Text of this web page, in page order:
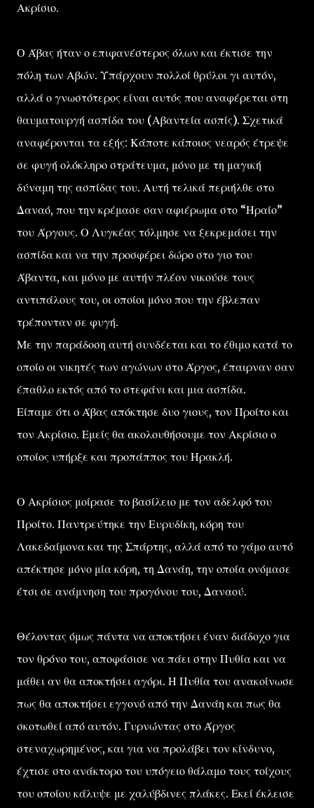
Ακρίσιο.
Ο Άβας ήταν ο επιφανέστερος όλων και έκτισε την
πόλη των Αβών. Υπάρχουν πολλοί θρύλοι γι αυτόν,
αλλά ο γνωστότερος είναι αυτός που αναφέρεται στη
θαυματουργή ασπίδα του (Αβαντεία ασπίς). Σχετικά
αναφέρονται τα εξής: Κάποτε κάποιος νεαρός έτρεψε
σε φυγή ολόκληρο στράτευμα, μόνο με τη μαγική
δύναμη της ασπίδας του. Αυτή τελικά περιήλθε στο
Δαναό, που την κρέμασε σαν αφιέρωμα στο “Ηραίο”
του Άργους. Ο Λυγκέας τόλμησε να ξεκρεμάσει την
ασπίδα και να την προσφέρει δώρο στο γιο του
Άβαντα, και μόνο με αυτήν πλέον νικούσε τους
αντιπάλους του, οι οποίοι μόνο που την έβλεπαν
τρέπονταν σε φυγή.
Με την παράδοση αυτή συνδέεται και το έθιμο κατά το
οποίο οι νικητές των αγώνων στο Άργος, έπαιρναν σαν
έπαθλο εκτός από το στεφάνι και μια ασπίδα.
Είπαμε ότι ο Άβας απόκτησε δυο γιους, τον Προίτο και
τον Ακρίσιο. Εμείς θα ακολουθήσουμε τον Ακρίσιο ο
οποίος υπήρξε και προπάππος του Ηρακλή.
Ο Ακρίσιος μοίρασε το βασίλειο με τον αδελφό του
Προίτο. Παντρεύτηκε την Ευρυδίκη, κόρη του
Λακεδαίμονα και της Σπάρτης, αλλά από το γάμο αυτό
απέκτησε μόνο μία κόρη, τη Δανάη, την οποία ονόμασε
έτσι σε ανάμνηση του προγόνου του, Δαναού.
Θέλοντας όμως πάντα να αποκτήσει έναν διάδοχο για
τον θρόνο του, αποφάσισε να πάει στην Πυθία και να
μάθει αν θα αποκτήσει αγόρι. Η Πυθία του ανακοίνωσε
πως θα αποκτήσει εγγονό από την Δανάη και πως θα
σκοτωθεί από αυτόν. Γυρνώντας στο Άργος
στεναχωρημένος, και για να προλάβει τον κίνδυνο,
έχτισε στο ανάκτορο του υπόγειο θάλαμο τους τοίχους
του οποίου κάλυψε με χαλύβδινες πλάκες. Εκεί έκλεισε